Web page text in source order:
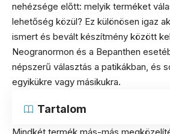
nehézsége előtt: melyik terméket
lehetőség közül? Ez különösen igaz
ismert és bevált készítmény között
Neogranormon és a Bepanthen
népszerű választás a patikákban, és
egyikükre vagy másikukra.
Tartalom